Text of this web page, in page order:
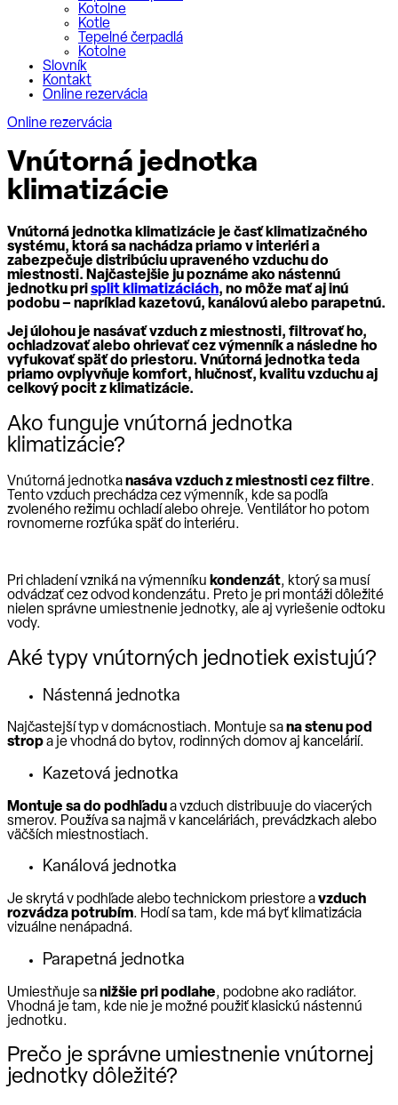
Kotolne
Kotle
Tepelné čerpadlá
Kotolne
Slovník
Kontakt
Online rezervácia
Online rezervácia
Vnútorná jednotka
klimatizácie
Vnútorná jednotka klimatizácie je časť klimatizačného
systému, ktorá sa nachádza priamo v interiéri a
zabezpečuje distribúciu upraveného vzduchu do
miestnosti. Najčastejšie ju poznáme ako nástennú
jednotku prisplit klimatizáciách, no môže mať aj inú
podobu – napríklad kazetovú, kanálovú alebo parapetnú.
Jej úlohou je nasávať vzduch z miestnosti, filtrovať ho,
ochladzovať alebo ohrievať cez výmenník a následne ho
vyfukovať späť do priestoru. Vnútorná jednotka teda
priamo ovplyvňuje komfort, hlučnosť, kvalitu vzduchu aj
celkový pocit z klimatizácie.
Ako funguje vnútorná jednotka
klimatizácie?
Vnútorná jednotkanasáva vzduch z miestnosti cez filtre.
Tento vzduch prechádza cez výmenník, kde sa podľa
zvoleného režimu ochladí alebo ohreje. Ventilátor ho potom
rovnomerne rozfúka späť do interiéru.
Pri chladení vzniká na výmenníku kondenzát, ktorý sa musí
odvádzať cez odvod kondenzátu. Preto je pri montáži dôležité
nielen správne umiestnenie jednotky, ale aj vyriešenie odtoku
vody.
Aké typy vnútorných jednotiek existujú?
Nástenná jednotka
Najčastejší typ v domácnostiach. Montuje sana stenu pod
stropa je vhodná do bytov, rodinných domov aj kancelárií.
Kazetová jednotka
Montuje sa do podhľadua vzduch distribuuje do viacerých
smerov. Používa sa najmä v kanceláriách, prevádzkach alebo
väčších miestnostiach.
Kanálová jednotka
Je skrytá v podhľade alebo technickom priestore avzduch
rozvádza potrubím. Hodí sa tam, kde má byť klimatizácia
vizuálne nenápadná.
Parapetná jednotka
Umiestňuje sanižšie pri podlahe, podobne ako radiátor.
Vhodná je tam, kde nie je možné použiť klasickú nástennú
jednotku.
Prečo je správne umiestnenie vnútornej
jednotky dôležité?